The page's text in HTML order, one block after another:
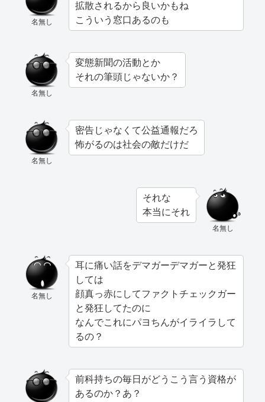
名無し
拡散されるから良いかもね
こういう窓口あるのも
名無し
変態新聞の活動とか
それの筆頭じゃないか？
名無し
密告じゃなくて公益通報だろ
怖がるのは社会の敵だけだ
名無し
それな
本当にそれ
名無し
耳に痛い話をデマガーデマガーと発狂
しては
顔真っ赤にしてファクトチェックガー
と発狂してたのに
なんでこれにパヨちんがイライラして
るの？
前科持ちの毎日がどうこう言う資格が
あるのか？あ？